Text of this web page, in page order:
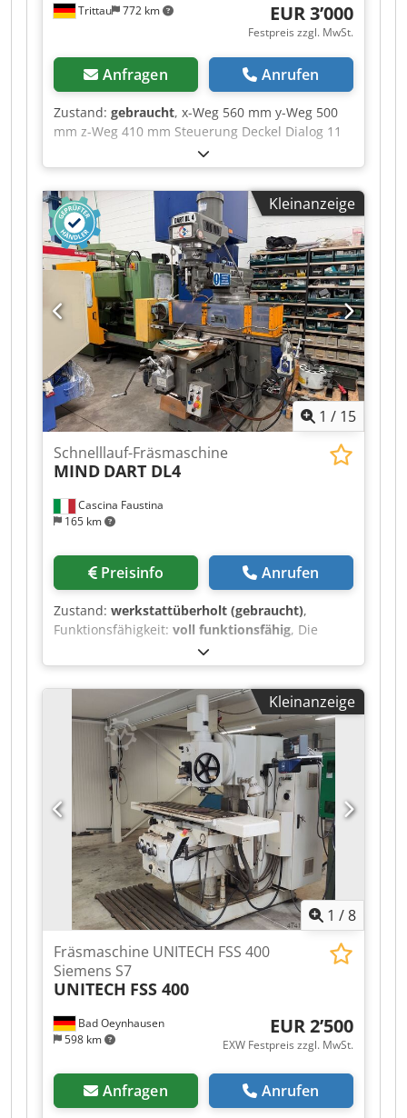
Trittau 772 km EUR 3’000
Festpreis zzgl. MwSt.
Anfragen Anrufen
Zustand: gebraucht, x-Weg 560 mm y-Weg 500
mm z-Weg 410 mm Steuerung Deckel Dialog 11
Die Maschine befindet sich unserer
Einschätzung nach in einem guten gebrauchten
Zustand und kann nach Terminvereinbarung
unter Strom besichtigt werden. Zubehör,
abgebildete Werkzeuge und Spannmittel
gehören nur zum Lieferumfang wenn dies in
den Zusatzinformationen vermerkt ist.
Aenderungen und Irrtuemer in den technischen
Daten und Angaben sowie Dcjdpfx Aiezq Hk
Ujrek Zwischenverkauf vorbehalten!
Kleinanzeige
1 / 15
Cascina Faustina
165 km
Schnelllauf-Fräsmaschine
MIND DART DL4
Preisinfo Anrufen
Zustand: werkstattüberholt (gebraucht),
Funktionsfähigkeit: voll funktionsfähig, Die
gebrauchte, schnelllaufende Fräsmaschine
MIND DART DL4 ist besonders gut für
Werkzeugbauarbeiten geeignet, da sie über
einen schwenkbaren Fräskopf und die
Möglichkeit verfügt, eine Drehvorrichtung (auch
mit automatischer Absenkung) mit
automatischer Schmierung der Führungen zu
verwenden. Dedpfx Aeznvmyoirjck Ausgestattet
mit unabhängigen, automatischen Vorschüben,
wird sie außerdem mit einem Teilkopf, den
dazugehörigen Zahnrädern, einem Satz von
Teilscheiben und einigen Werkzeugen geliefert;
die Maschine ist gemäß den Normen überholt
und funktioniert einwandfrei.
Kleinanzeige
1 /8
Bad Oeynhausen
598 km
Fräsmaschine UNITECH FSS 400
Siemens S7
UNITECH FSS 400
EUR 2’500
EXW Festpreis zzgl. MwSt.
Anfragen Anrufen